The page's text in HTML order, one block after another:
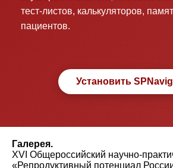
тест-листов, калькуляторов,
пациентов.
Установить
Галерея.
XVI Общероссийский научно-
«Репродуктивный потенциал